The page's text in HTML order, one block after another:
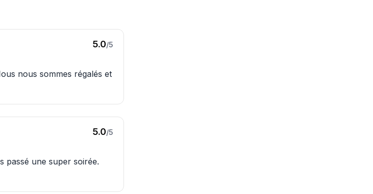
5.0/5
nous sommes régalés et
5.0/5
passé une super soirée.